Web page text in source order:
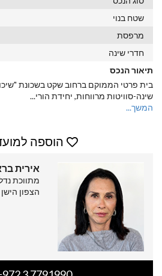
שטח בנוי
מרפסת
חדרי שינה
תיאור הנכס
שינה-סוויטות מרווחות, יחידת הורי...
המשך...
הוספה
אירית
מתווכת
הצפון